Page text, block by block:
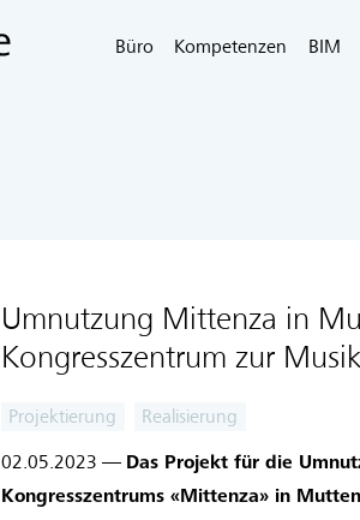
Büro Kompetenzen BIM
Umnutzung Mittenza in
Kongresszentrum zur
Projektierung Realisierung
02.05.2023 — Das Projekt für die
Kongresszentrums «Mittenza» in